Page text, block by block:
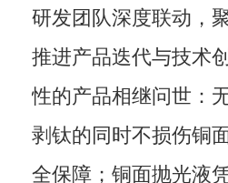
研发团队深度联动，
推进产品迭代与技术
性的产品相继问世：
剥钛的同时不损伤铜
全保障；铜面抛光液